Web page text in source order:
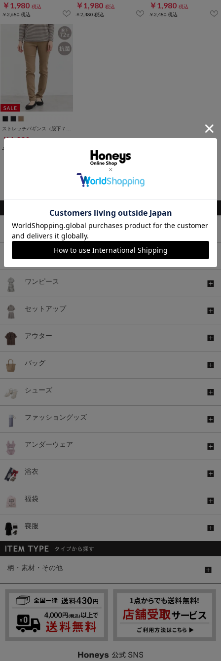
￥1,980 税込
￥2,680税込
￥1,980 税込
￥2,480税込
￥1,980 税込
￥2,480税込
￥1,980
￥2,480
1～7件 (全7件)
トップス
ワンピース
セットアップ
アウター
バッグ
シューズ
ファッショングッズ
アンダーウェア
浴衣
福袋
喪服
柄・素材・その他